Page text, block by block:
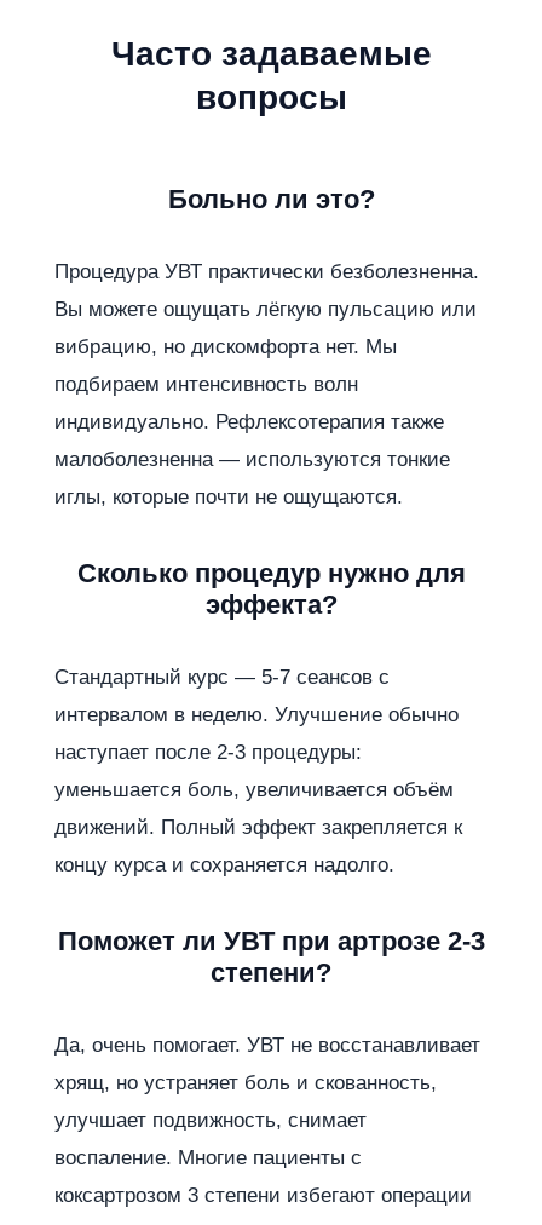
Часто задаваемые
вопросы
Больно ли это?
Процедура УВТ практически безболезненна.
Вы можете ощущать лёгкую пульсацию или
вибрацию, но дискомфорта нет. Мы
подбираем интенсивность волн
индивидуально. Рефлексотерапия также
малоболезненна — используются тонкие
иглы, которые почти не ощущаются.
Сколько процедур нужно для
эффекта?
Стандартный курс — 5-7 сеансов с
интервалом в неделю. Улучшение обычно
наступает после 2-3 процедуры:
уменьшается боль, увеличивается объём
движений. Полный эффект закрепляется к
концу курса и сохраняется надолго.
Поможет ли УВТ при артрозе 2-3
степени?
Да, очень помогает. УВТ не восстанавливает
хрящ, но устраняет боль и скованность,
улучшает подвижность, снимает
воспаление. Многие пациенты с
коксартрозом 3 степени избегают операции